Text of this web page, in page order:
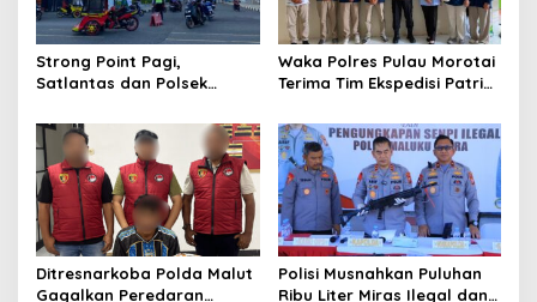
Strong Point Pagi,
Satlantas dan Polsek
Hadir Wujudkan Keamanan
serta Keselamatan Berlalu
Lintas
Waka Polres Pulau Morotai
Terima Tim Ekspedisi Patriot
Pengabdian dan Riset di
Wilayah Morotai
Ditresnarkoba Polda Malut
Gagalkan Peredaran
Polisi Musnahkan Puluhan
Ribu Liter Miras Ilegal dan